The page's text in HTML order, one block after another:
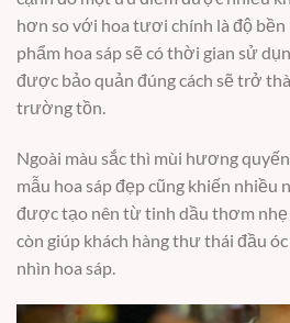
hơn so với hoa tươi chính là độ bền
phẩm hoa sáp sẽ có thời gian sử
được bảo quản đúng cách sẽ trở
trường tồn.
Ngoài màu sắc thì mùi hương
mẫu hoa sáp đẹp cũng khiến nhiều
được tạo nên từ tinh dầu thơm nhẹ
còn giúp khách hàng thư thái đầu
nhìn hoa sáp.